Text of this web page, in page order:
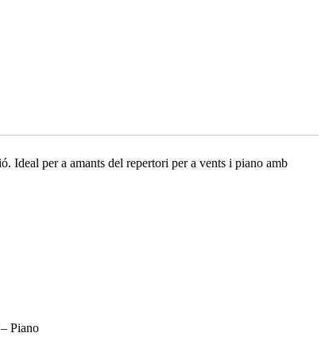
Ideal per a amants del repertori per a vents i piano amb
Piano